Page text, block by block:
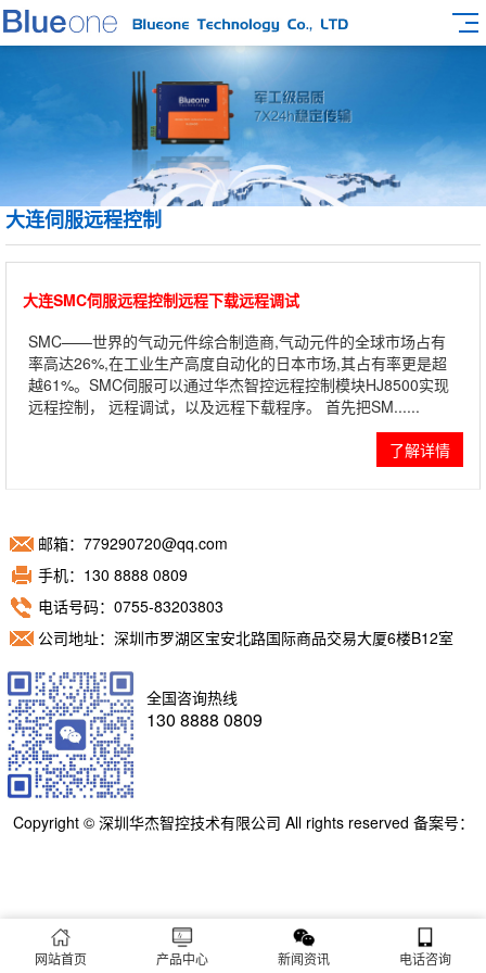
大连伺服远程控制
大连SMC伺服远程控制远程下载远程调试
SMC——世界的气动元件综合制造商,气动元件的全球市场占有
率高达26%,在工业生产高度自动化的日本市场,其占有率更是超
越61%。SMC伺服可以通过华杰智控远程控制模块HJ8500实现
远程控制， 远程调试，以及远程下载程序。 首先把SM......
了解详情
邮箱：779290720@qq.com
手机：130 8888 0809
电话号码：0755-83203803
公司地址：深圳市罗湖区宝安北路国际商品交易大厦6楼B12室
全国咨询热线
130 8888 0809
Copyright © 深圳华杰智控技术有限公司 All rights reserved 备案号：
网站首页 产品中心 新闻资讯 电话咨询